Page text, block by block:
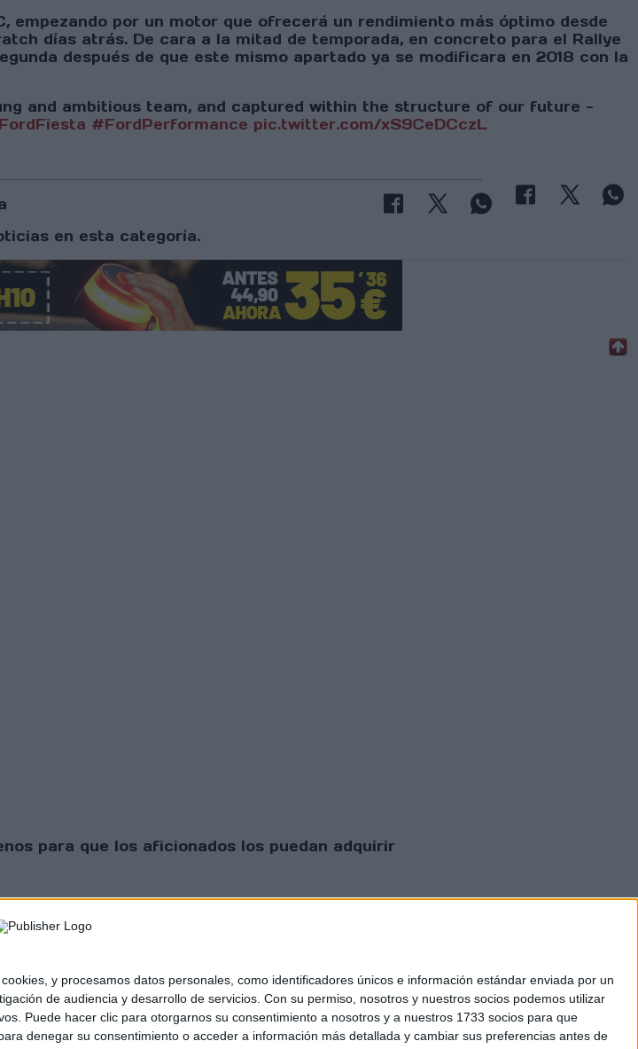
y procesamos datos personales, como identificadores únicos e información estándar enviada por un
de audiencia y desarrollo de servicios. Con su permiso, nosotros y nuestros socios podemos utilizar
Puede hacer clic para otorgarnos su consentimiento a nosotros y a nuestros 1733 socios para que
denegar su consentimiento o acceder a información más detallada y cambiar sus preferencias antes de
empezando por un motor que ofrecerá un rendimiento más óptimo desde
días atrás. De cara a la mitad de temporada, en concreto para el Rallye
después de que este mismo apartado ya se modificara en 2018 con la
and ambitious team, and captured within the structure of our future -
#FordPerformance pic.twitter.com/xS9CeDCczL
en esta categoría.
para que los aficionados los puedan adquirir
|Aviso legal y política de privacidad